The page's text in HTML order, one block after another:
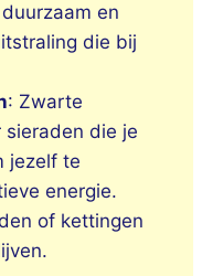
en
die bij
: Zwarte
die je
jezelf te
energie.
of kettingen